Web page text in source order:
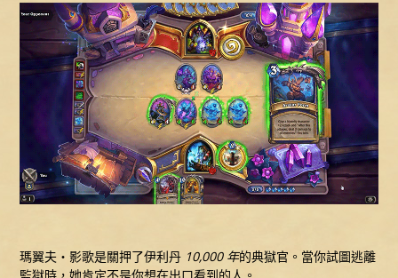
瑪翼夫‧影歌是關押了伊利丹 10,000 年的典獄官。當你試圖逃離